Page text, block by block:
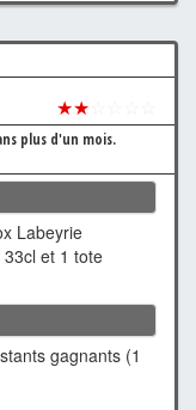
★★
plus d'un mois.
Labeyrie
et 1 tote
gagnants (1